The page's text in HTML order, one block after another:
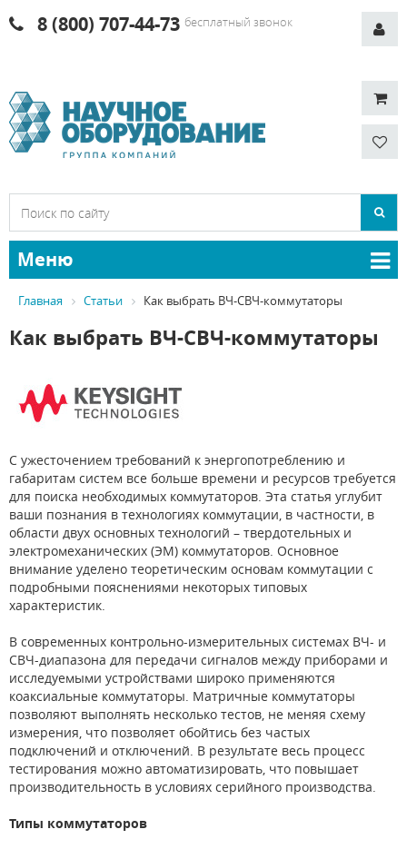
8 (800) 707-44-73 бесплатный звонок
Меню
Главная Статьи Как выбрать ВЧ-СВЧ-коммутаторы
Как выбрать ВЧ-СВЧ-коммутаторы
С ужесточением требований к энергопотреблению и
габаритам систем все больше времени и ресурсов требуется
для поиска необходимых коммутаторов. Эта статья углубит
ваши познания в технологиях коммутации, в частности, в
области двух основных технологий – твердотельных и
электромеханических (ЭМ) коммутаторов. Основное
внимание уделено теоретическим основам коммутации с
подробными пояснениями некоторых типовых
характеристик.
В современных контрольно-измерительных системах ВЧ- и
СВЧ-диапазона для передачи сигналов между приборами и
исследуемыми устройствами широко применяются
коаксиальные коммутаторы. Матричные коммутаторы
позволяют выполнять несколько тестов, не меняя схему
измерения, что позволяет обойтись без частых
подключений и отключений. В результате весь процесс
тестирования можно автоматизировать, что повышает
производительность в условиях серийного производства.
Типы коммутаторов